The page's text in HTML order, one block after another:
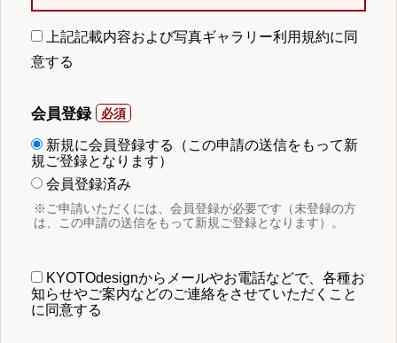
上記記載内容および写真ギャラリー利用規約に同
意する
会員登録
新規に会員登録する（この申請の送信をもって新
規ご登録となります）
会員登録済み
※ご申請いただくには、会員登録が必要です（未登録の方
は、この申請の送信をもって新規ご登録となります）。
KYOTOdesignからメールやお電話などで、各種お
知らせやご案内などのご連絡をさせていただくこと
に同意する